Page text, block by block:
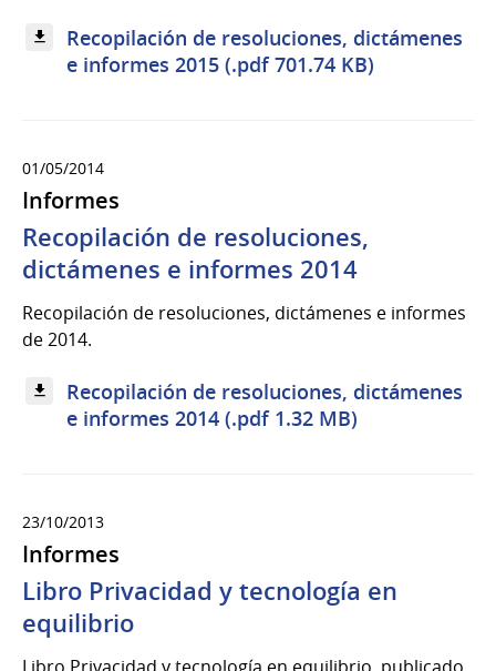
Recopilación de resoluciones, dictámenes
e informes 2015 (.pdf 701.74 KB)
01/05/2014
Informes
Recopilación de resoluciones,
dictámenes e informes 2014
Recopilación de resoluciones, dictámenes e informes
de 2014.
Recopilación de resoluciones, dictámenes
e informes 2014 (.pdf 1.32 MB)
23/10/2013
Informes
Libro Privacidad y tecnología en
equilibrio